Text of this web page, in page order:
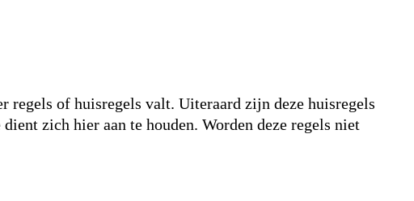
regels of huisregels valt. Uiteraard zijn deze huisregels
zich hier aan te houden. Worden deze regels niet